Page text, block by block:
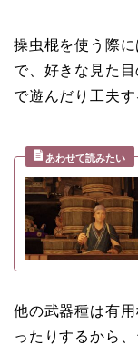
操虫棍を使う際
で、好きな見た
で遊んだり工夫
他の武器種は有
ったりするから